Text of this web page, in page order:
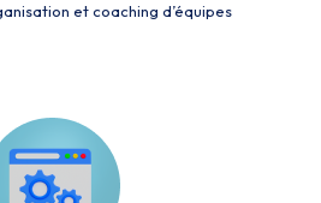
et coaching d’équipes